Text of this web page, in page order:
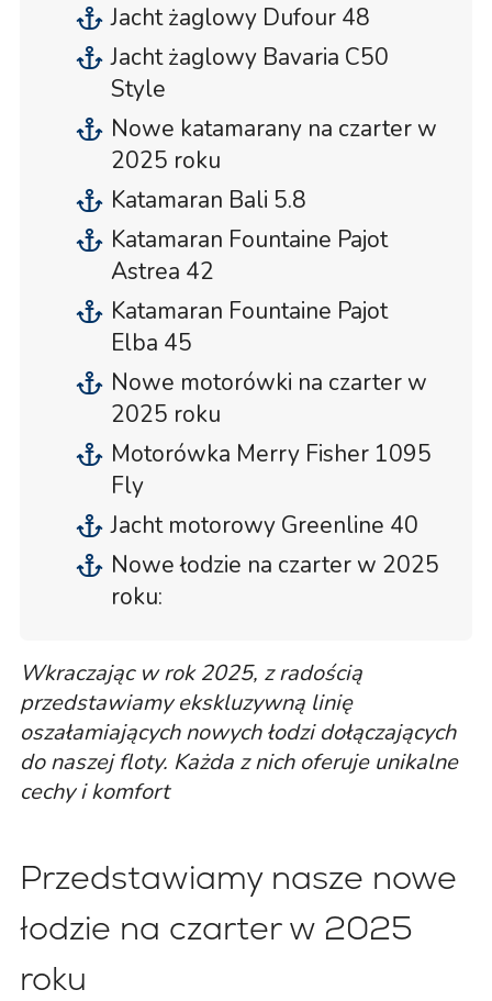
Jacht żaglowy Dufour 48
Jacht żaglowy Bavaria C50
Style
Nowe katamarany na czarter w
2025 roku
Katamaran Bali 5.8
Katamaran Fountaine Pajot
Astrea 42
Katamaran Fountaine Pajot
Elba 45
Nowe motorówki na czarter w
2025 roku
Motorówka Merry Fisher 1095
Fly
Jacht motorowy Greenline 40
Nowe łodzie na czarter w 2025
roku:
Wkraczając w rok 2025, z radością
przedstawiamy ekskluzywną linię
oszałamiających nowych łodzi dołączających
do naszej floty. Każda z nich oferuje unikalne
cechy i komfort
Przedstawiamy nasze nowe
łodzie na czarter w 2025
roku